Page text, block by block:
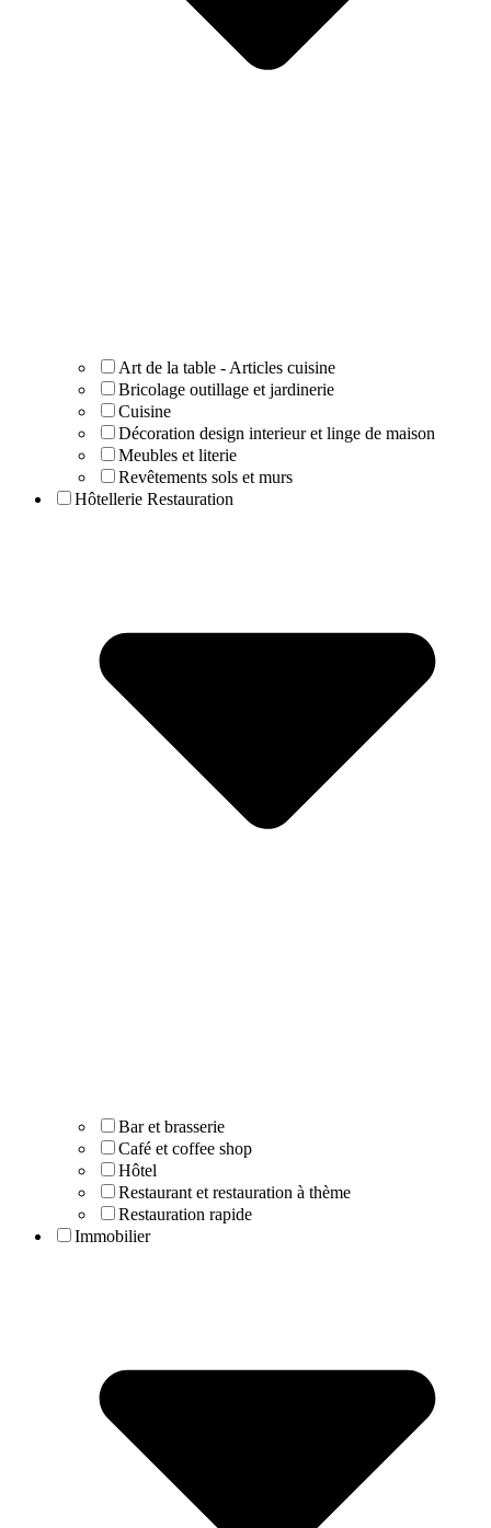
Art de la table - Articles cuisine
Bricolage outillage et jardinerie
Cuisine
Décoration design interieur et linge de maison
Meubles et literie
Revêtements sols et murs
Hôtellerie Restauration
Bar et brasserie
Café et coffee shop
Hôtel
Restaurant et restauration à thème
Restauration rapide
Immobilier